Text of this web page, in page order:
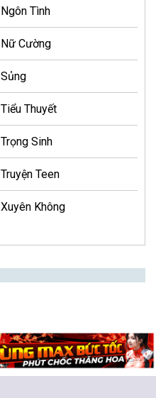
Ngôn Tình
Nữ Cường
Sủng
Tiểu Thuyết
Trọng Sinh
Truyện Teen
Xuyên Không